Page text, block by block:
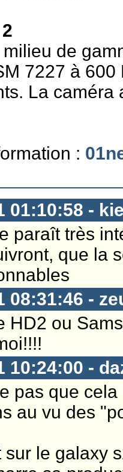
de
7227 à
La
:
01:10:58 -
paraît très
que la
08:31:46 -
HD2 ou
10:24:00 -
pas que
au vu des
sur le galaxy